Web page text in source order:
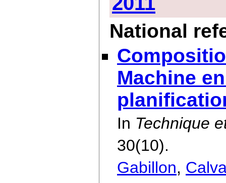
National
Machine
In Technique
30(10).
Gabillon,